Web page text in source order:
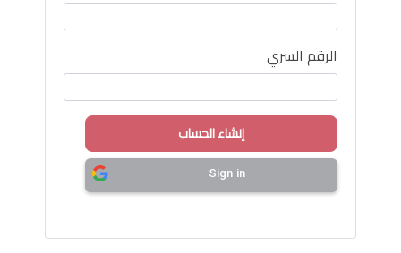
الرقم السري
Sign in